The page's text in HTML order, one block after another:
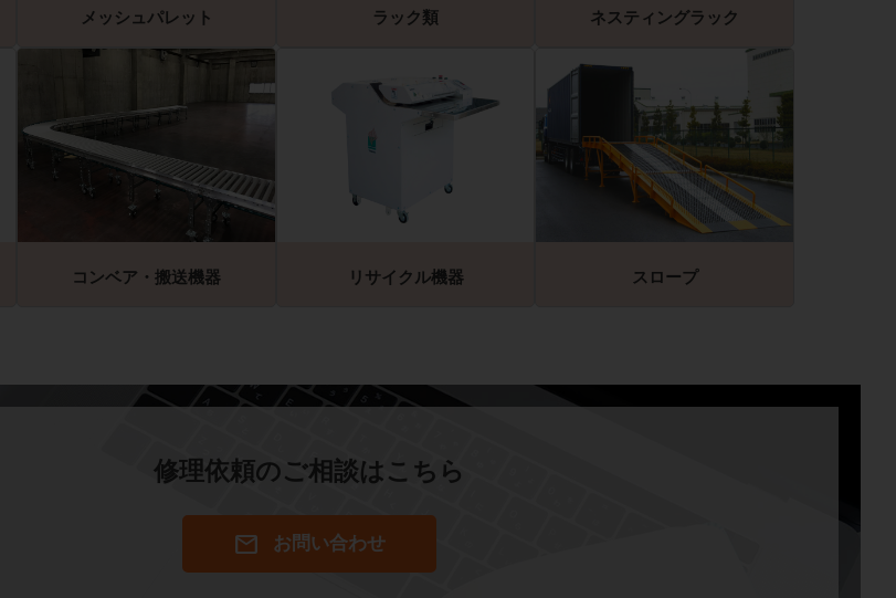
メッシュパレット ラック類 ネスティングラック
コンベア・搬送機器 リサイクル機器 スロープ
修理依頼のご相談はこちら
mail お問い合わせ